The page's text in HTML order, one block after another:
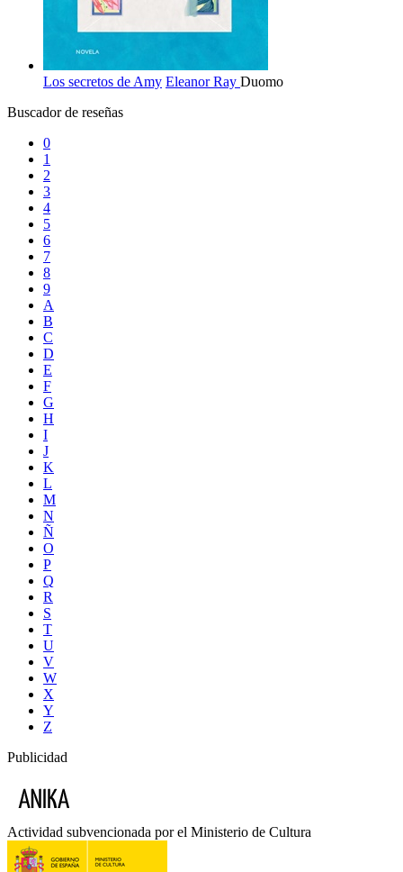
Los secretos de Amy Eleanor Ray Duomo
Buscador de reseñas
0
1
2
3
4
5
6
7
8
9
A
B
C
D
E
F
G
H
I
J
K
L
M
N
Ñ
O
P
Q
R
S
T
U
V
W
X
Y
Z
Publicidad
Actividad subvencionada por el Ministerio de Cultura